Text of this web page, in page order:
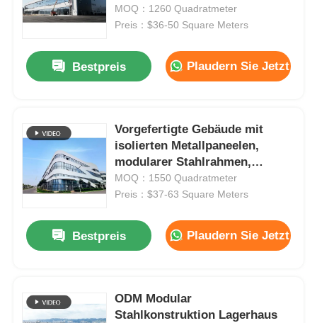
Produkte
Metallrahmenhersteller
MOQ：1260 Quadratmeter
Preis：$36-50 Square Meters
Bestpreis Plaudern Sie Jetzt
Vorgefertigte Gebäude mit
isolierten Metallpaneelen,
modularer Stahlrahmen,
Erdbebenbeständigkeit
MOQ：1550 Quadratmeter
Preis：$37-63 Square Meters
Bestpreis Plaudern Sie Jetzt
ODM Modular
Stahlkonstruktion Lagerhaus